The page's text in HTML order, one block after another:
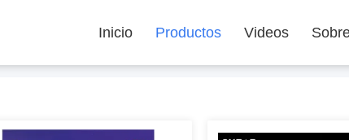
Inicio Productos Videos